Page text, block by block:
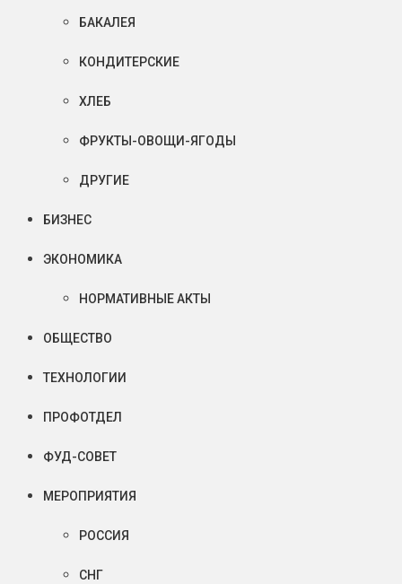
БАКАЛЕЯ
КОНДИТЕРСКИЕ
ХЛЕБ
ФРУКТЫ-ОВОЩИ-ЯГОДЫ
ДРУГИЕ
БИЗНЕС
ЭКОНОМИКА
НОРМАТИВНЫЕ АКТЫ
ОБЩЕСТВО
ТЕХНОЛОГИИ
ПРОФОТДЕЛ
ФУД-СОВЕТ
МЕРОПРИЯТИЯ
РОССИЯ
СНГ